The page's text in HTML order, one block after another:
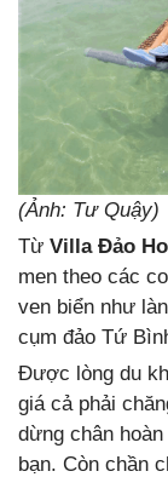
(Ảnh: Tư Quậy)
Từ Villa Đảo
men theo các
ven biển như
cụm đảo Tứ
Được lòng du
giá cả phải
dừng chân
bạn. Còn chần